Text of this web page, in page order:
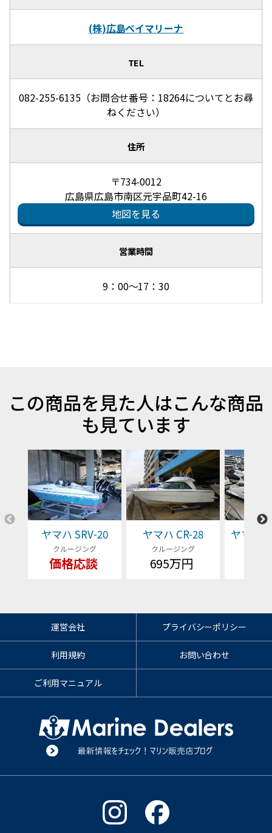
(株)広島ベイマリーナ
TEL
082-255-6135（お問合せ番号：18264についてとお尋
ねください）
住所
〒734-0012
広島県広島市南区元宇品町42-16
地図を見る
営業時間
9：00～17：30
この商品を見た人はこんな商品
も見ています
ヤマハ SRV-20
クルージング
価格応談
ヤマハ CR-28
クルージング
695万円
ヤマハ
運営会社 プライバシーポリシー
利用規約 お問い合わせ
ご利用マニュアル